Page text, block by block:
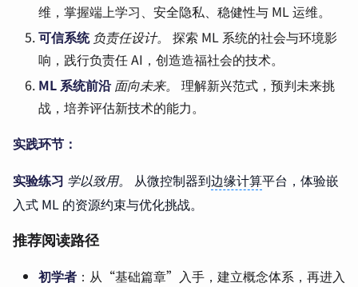
维，掌握端上学习、安全隐私、稳健性与 ML 运维。
可信系统 负责任设计。 探索 ML 系统的社会与环境影
响，践行负责任 AI，创造造福社会的技术。
ML 系统前沿 面向未来。 理解新兴范式，预判未来挑
战，培养评估新技术的能力。
实践环节：
实验练习 学以致用。 从微控制器到边缘计算平台，体验嵌
入式 ML 的资源约束与优化挑战。
推荐阅读路径
初学者 ：从“基础篇章”入手，建立概念体系，再进入